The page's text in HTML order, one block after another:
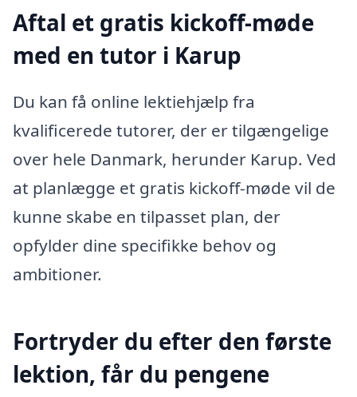
Aftal et gratis kickoff-møde
med en tutor i Karup
Du kan få online lektiehjælp fra
kvalificerede tutorer, der er tilgængelige
over hele Danmark, herunder Karup. Ved
at planlægge et gratis kickoff-møde vil de
kunne skabe en tilpasset plan, der
opfylder dine specifikke behov og
ambitioner.
Fortryder du efter den første
lektion, får du pengene